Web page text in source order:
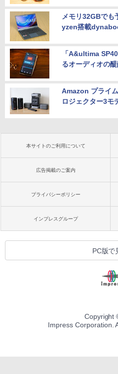
メモリ32GBでも
yzen搭載
「A&ultima
るオーディオの
Amazon プライ
ロジェクター3モ
本サイトのご利用について
広告掲載のご案内
プライバシーポリシー
インプレスグループ
PC版で
Copyright
Impress Corporation.